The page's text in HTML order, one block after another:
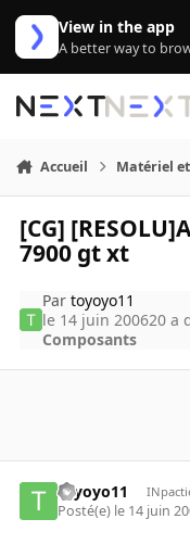
Aller au contenu
View in the app
A better way to
Accueil Matériel
[CG]
7900 gt xt
Partoyoyo11
le 14 juin 200620 a
Composants
toyoyo11
Posté(e) le 14 juin